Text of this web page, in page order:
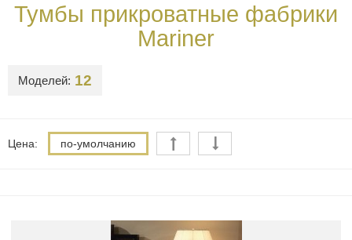
Тумбы прикроватные фабрики
Mariner
Моделей: 12
Цена: по-умолчанию